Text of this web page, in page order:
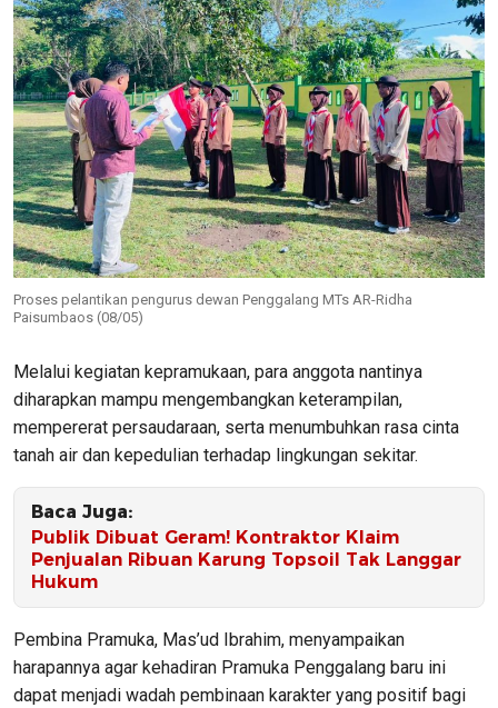
Proses pelantikan pengurus dewan Penggalang MTs AR-Ridha
Paisumbaos (08/05)
Melalui kegiatan kepramukaan, para anggota nantinya
diharapkan mampu mengembangkan keterampilan,
mempererat persaudaraan, serta menumbuhkan rasa cinta
tanah air dan kepedulian terhadap lingkungan sekitar.
Baca Juga:
Publik Dibuat Geram! Kontraktor Klaim
Penjualan Ribuan Karung Topsoil Tak Langgar
Hukum
Pembina Pramuka, Mas’ud Ibrahim, menyampaikan
harapannya agar kehadiran Pramuka Penggalang baru ini
dapat menjadi wadah pembinaan karakter yang positif bagi